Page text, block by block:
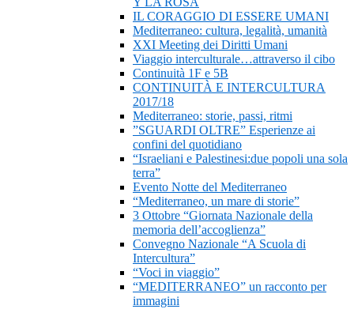
IL CORAGGIO DI ESSERE UMANI
Mediterraneo: cultura, legalità, umanità
XXI Meeting dei Diritti Umani
Viaggio interculturale…attraverso il cibo
Continuità 1F e 5B
CONTINUITÀ E INTERCULTURA
2017/18
Mediterraneo: storie, passi, ritmi
”SGUARDI OLTRE” Esperienze ai
confini del quotidiano
“Israeliani e Palestinesi:due popoli una sola
terra”
Evento Notte del Mediterraneo
“Mediterraneo, un mare di storie”
3 Ottobre “Giornata Nazionale della
memoria dell’accoglienza”
Convegno Nazionale “A Scuola di
Intercultura”
“Voci in viaggio”
“MEDITERRANEO” un racconto per
immagini